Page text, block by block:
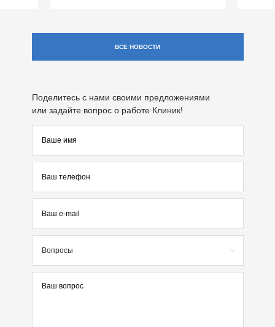
ВСЕ НОВОСТИ
Поделитесь с нами своими предложениями
или задайте вопрос о работе Клиник!
Вопросы